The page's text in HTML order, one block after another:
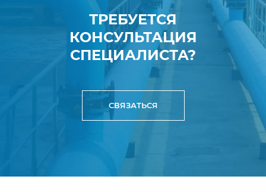
ТРЕБУЕТСЯ
КОНСУЛЬТАЦИЯ
СПЕЦИАЛИСТА?
СВЯЗАТЬСЯ